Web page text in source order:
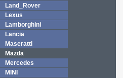
Land_Rover
Lexus
Lamborghini
Lancia
Maseratti
Mazda
Mercedes
MINI